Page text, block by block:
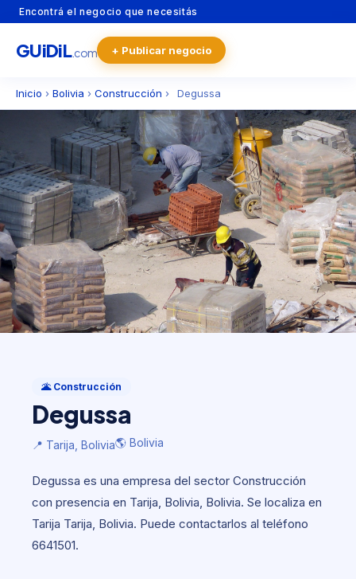
Encontrá el negocio que necesitás
GUiDiL.com + Publicar negocio
Inicio › Bolivia › Construcción › Degussa
Degussa
📍 Tarija, Bolivia🌎 Bolivia
🌋 Construcción
Degussa
📍 Tarija, Bolivia🌎 Bolivia
Degussa es una empresa del sector Construcción
con presencia en Tarija, Bolivia, Bolivia. Se localiza en
Tarija Tarija, Bolivia. Puede contactarlos al teléfono
6641501.